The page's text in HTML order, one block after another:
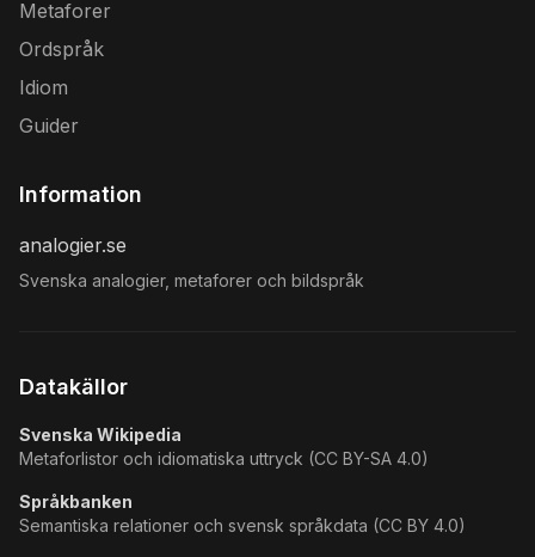
Metaforer
Ordspråk
Idiom
Guider
Information
analogier.se
Svenska analogier, metaforer och bildspråk
Datakällor
Svenska Wikipedia
Metaforlistor och idiomatiska uttryck (CC BY-SA 4.0)
Språkbanken
Semantiska relationer och svensk språkdata (CC BY 4.0)